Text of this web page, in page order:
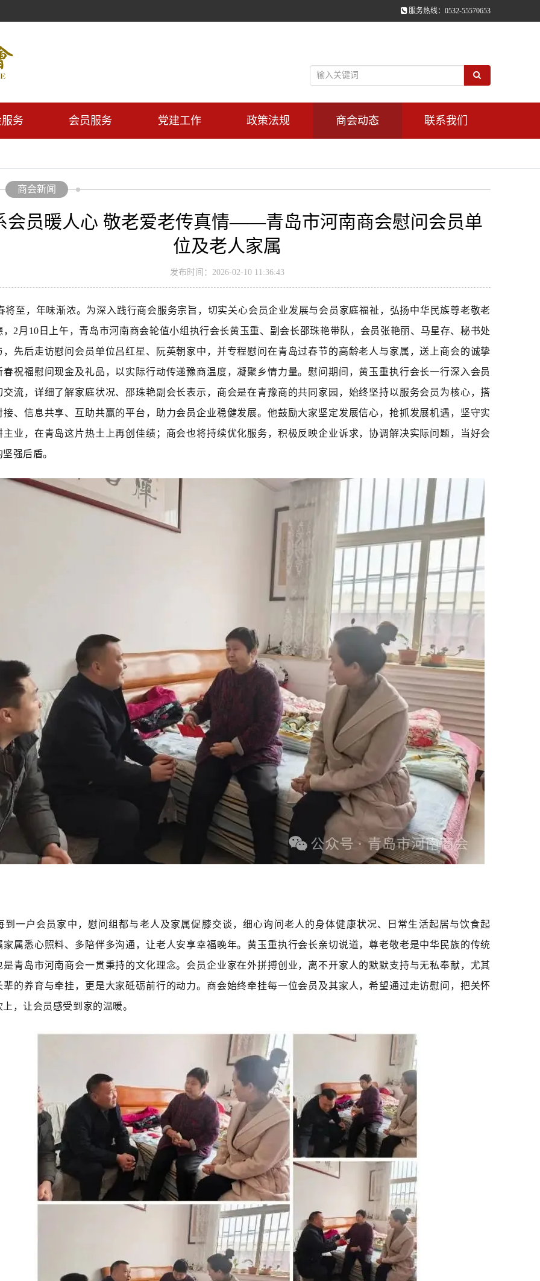
服务热线：0532-55570653
务 会员服务 党建工作 政策法规 商会动态 联系我们
商会新闻
会员暖人心 敬老爱老传真情——青岛市河南商会慰问会员单
位及老人家属
发布时间：2026-02-10 11:36:43
将至，年味渐浓。为深入践行商会服务宗旨，切实关心会员企业发展与会员家庭福祉，弘扬中华民族尊老敬老
，2月10日上午，青岛市河南商会轮值小组执行会长黄玉重、副会长邵珠艳带队，会员张艳丽、马星存、秘书处
，先后走访慰问会员单位吕红星、阮英朝家中，并专程慰问在青岛过春节的高龄老人与家属，送上商会的诚挚
春祝福慰问现金及礼品，以实际行动传递豫商温度，凝聚乡情力量。慰问期间，黄玉重执行会长一行深入会员
交流，详细了解家庭状况、邵珠艳副会长表示，商会是在青豫商的共同家园，始终坚持以服务会员为核心，搭
接、信息共享、互助共赢的平台，助力会员企业稳健发展。他鼓励大家坚定发展信心，抢抓发展机遇，坚守实
主业，在青岛这片热土上再创佳绩；商会也将持续优化服务，积极反映企业诉求，协调解决实际问题，当好会
强后盾。
一户会员家中，慰问组都与老人及家属促膝交谈，细心询问老人的身体健康状况、日常生活起居与饮食起
家属悉心照料、多陪伴多沟通，让老人安享幸福晚年。黄玉重执行会长亲切说道，尊老敬老是中华民族的传统
是青岛市河南商会一贯秉持的文化理念。会员企业家在外拼搏创业，离不开家人的默默支持与无私奉献，尤其
辈的养育与牵挂，更是大家砥砺前行的动力。商会始终牵挂每一位会员及其家人，希望通过走访慰问，把关怀
，让会员感受到家的温暖。